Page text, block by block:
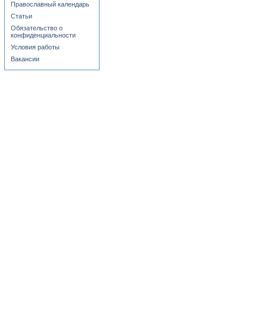
Православный календарь
Статьи
Обязательство о
конфиденциальности
Условия работы
Вакансии